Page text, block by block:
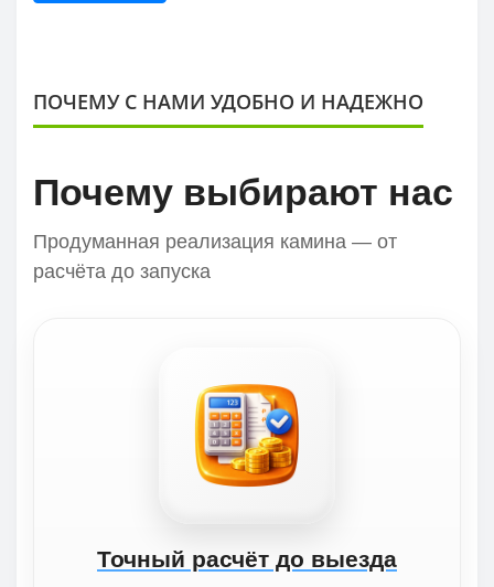
ПОЧЕМУ С НАМИ УДОБНО И НАДЕЖНО
Почему выбирают нас
Продуманная реализация камина — от
расчёта до запуска
Точный расчёт до выезда